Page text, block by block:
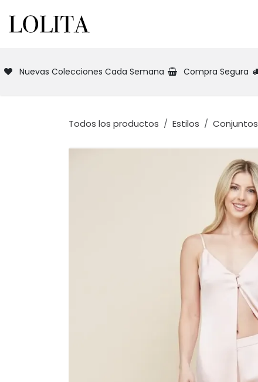
Nuevas Colecciones Cada Semana Compra Segura
Todos los productos Estilos Conjuntos